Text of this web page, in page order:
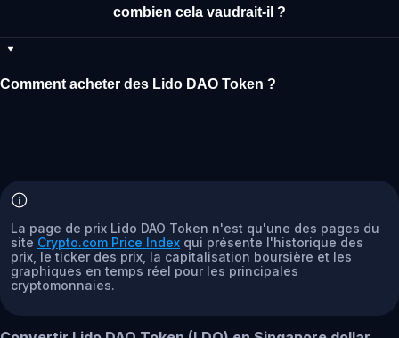
combien cela vaudrait-il ?
Comment acheter des Lido DAO Token ?
La page de prix Lido DAO Token n'est qu'une des pages du
site Crypto.com Price Index qui présente l'historique des
prix, le ticker des prix, la capitalisation boursière et les
graphiques en temps réel pour les principales
cryptomonnaies.